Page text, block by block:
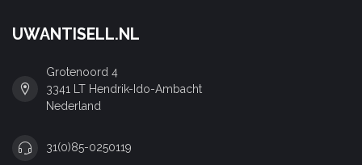
UWANTISELL.NL
Grotenoord 4
3341 LT Hendrik-Ido-Ambacht
Nederland
31(0)85-0250119